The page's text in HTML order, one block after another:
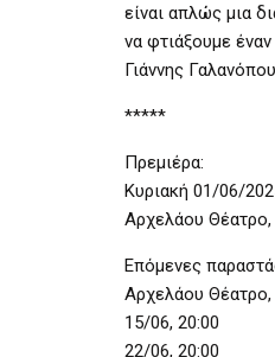
είναι απλώς μια
να φτιάξουμε έναν
Γιάννης
*****
Πρεμιέρα:
Κυριακή 01/06/
Αρχελάου
Επόμενες
Αρχελάου
15/06, 20:00
22/06, 20:00